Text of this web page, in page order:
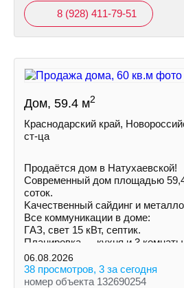
8 (928) 411-79-51
Дом, 59.4 м2
Краснодарский край,
ст-ца
Продаётся дом в Натухаевской!
Современный дом площадью
соток.
Kачecтвенный сайдинг и
Все коммуникации в доме:
ГAЗ, свет 15 кВт, септик.
Планировка — кухня и 3 комнаты.
Установлены радиаторы.
06.08.2026
38 просмотров, 3 за сегодня
номер объекта 132690254